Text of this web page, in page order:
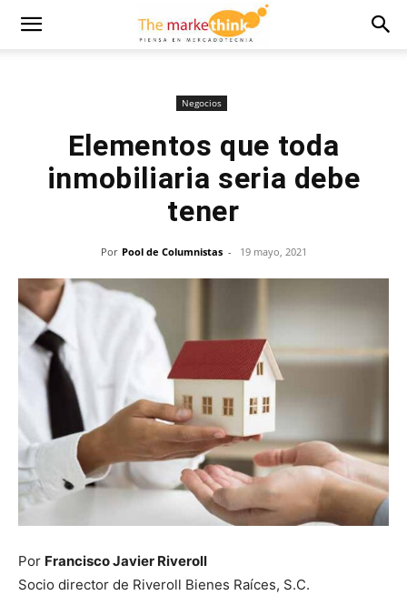
Negocios
Elementos que toda
inmobiliaria seria debe
tener
Por Pool de Columnistas - 19 mayo, 2021
Por Francisco Javier Riveroll
Socio director de Riveroll Bienes Raíces, S.C.